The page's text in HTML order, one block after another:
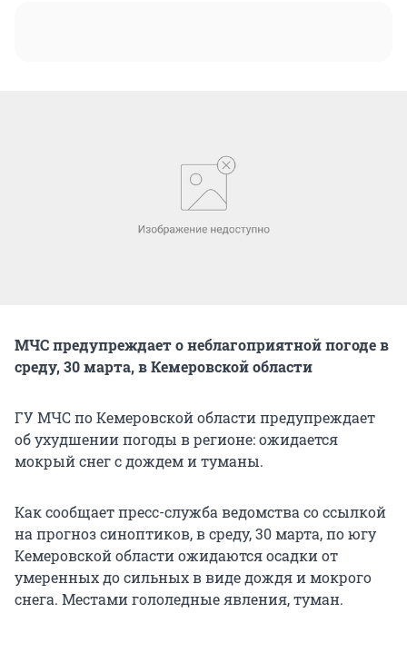
МЧС предупреждает о неблагоприятной погоде в
среду, 30 марта, в Кемеровской области
ГУ МЧС по Кемеровской области предупреждает
об ухудшении погоды в регионе: ожидается
мокрый снег с дождем и туманы.
Как сообщает пресс-служба ведомства со ссылкой
на прогноз синоптиков, в среду, 30 марта, по югу
Кемеровской области ожидаются осадки от
умеренных до сильных в виде дождя и мокрого
снега. Местами гололедные явления, туман.